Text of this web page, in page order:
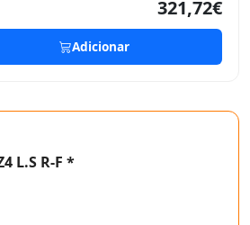
321,72€
Adicionar
L.S R-F *